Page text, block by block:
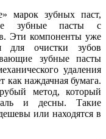
марок зубных паст,
зубные пасты с
Эти компоненты уже
для очистки зубов
зубные пасты
удаления
как наждачная бумага.
метод, который
и десны. Такие
или находятся в